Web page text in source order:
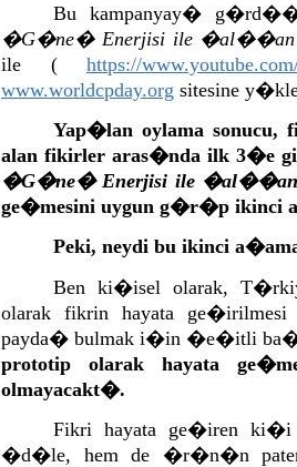
Bu kampanyay�
�G�ne� Enerjisi ile �al��an
ile ( https://
www.worldcpday.org sitesine
Yap�lan oylama
alan fikirler aras�nda ilk 3�e
�G�ne� Enerjisi ile �al��an
ge�mesini uygun g�r�p ikinci
Peki, neydi bu ikinci
Ben ki�isel olarak,
olarak fikrin hayata
payda� bulmak i�in �e�itli
prototip olarak hayata
olmayacakt�.
Fikri hayata ge�iren ki�i
�d�le, hem de �r�n�n